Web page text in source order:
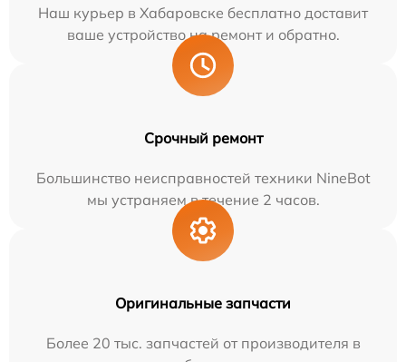
Наш курьер в Хабаровске бесплатно доставит
ваше устройство на ремонт и обратно.
Срочный ремонт
Большинство неисправностей техники NineBot
мы устраняем в течение 2 часов.
Оригинальные запчасти
Более 20 тыс. запчастей от производителя в